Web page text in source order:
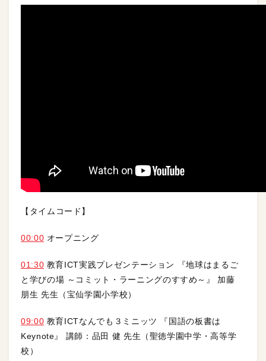
【タイムコード】
00:00 オープニング
01:30 教育ICT実践プレゼンテーション 『地球はまるご
と学びの場 ～コミット・ラーニングのすすめ～』 加藤
朋生 先生（宝仙学園小学校）
09:00 教育ICTなんでも３ミニッツ 『国語の板書は
Keynote』 講師：品田 健 先生（聖徳学園中学・高等学
校）